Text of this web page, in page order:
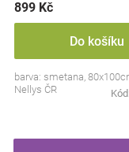
899 Kč
Do košíku
barva: smetana,
Nellys ČR
Kód: